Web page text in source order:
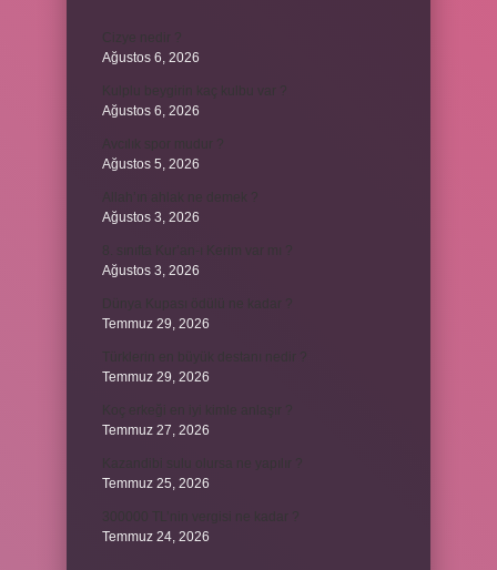
Ağustos 6, 2026
Ağustos 6, 2026
Ağustos 5, 2026
Ağustos 3, 2026
Ağustos 3, 2026
Temmuz 29, 2026
Temmuz 29, 2026
Temmuz 27, 2026
Temmuz 25, 2026
Temmuz 24, 2026